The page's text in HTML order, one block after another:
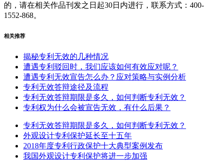
的，请在相关作品刊发之日起30日内进行，联系方式：400-
1552-868。
相关推荐
揭秘专利无效的几种情况
遭遇专利驳回时，我们应该如何有效应对呢？
遭遇专利无效宣告怎么办？应对策略与实例分析
专利无效答辩途径及流程
专利无效答辩期限是多久，如何判断专利无效？
专利权为什么会被宣告无效，有什么后果？
专利无效答辩期限是多久，如何判断专利无效？
外观设计专利保护延长至十五年
2018年度专利行政保护十大典型案例发布
我国外观设计专利保护将进一步加强